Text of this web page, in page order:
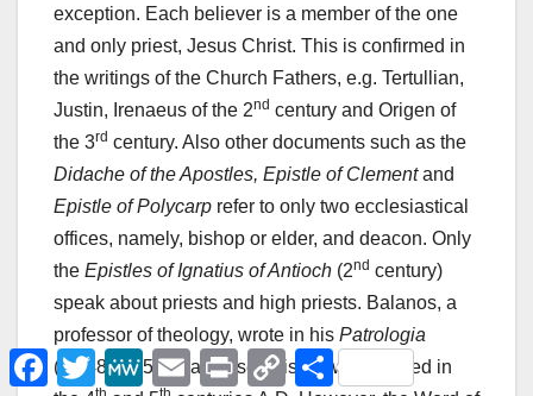
exception. Each believer is a member of the one
and only priest, Jesus Christ. This is confirmed in
the writings of the Church Fathers, e.g. Tertullian,
Justin, Irenaeus of the 2nd century and Origen of
the 3rd century. Also other documents such as the
Didache of the Apostles, Epistle of Clementand
Epistle of Polycarp refer to only two ecclesiastical
offices, namely, bishop or elder, and deacon. Only
the Epistles of Ignatius of Antioch (2nd century)
speak about priests and high priests. Balanos, a
professor of theology, wrote in his Patrologia
(pp.48, 51,52) that these epistles were forged in
F
a
T
w
M
e
E
m
P
r
C
o
Μ
ο